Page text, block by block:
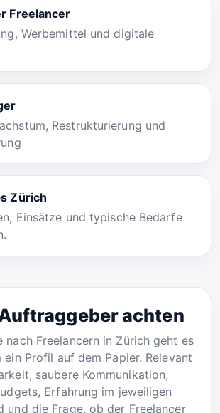
Freelancer
Werbemittel und digitale
Restrukturierung und
Zürich
Einsätze und typische Bedarfe
achten
nach Freelancern in Zürich geht es
ein Profil auf dem Papier. Relevant
saubere Kommunikation,
Erfahrung im jeweiligen
und die Frage, ob der Freelancer